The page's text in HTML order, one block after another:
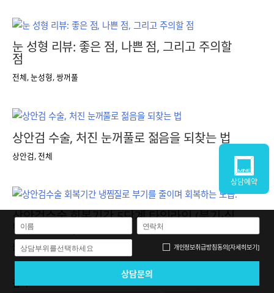
상담예약
눈 성형 리뷰: 좋은 점, 나쁜 점, 그리고 주의할
점
전체,눈성형,쌍꺼풀
상안검 수술, 처진 눈꺼풀로 젊음을 되찾는 법
상안검,전체
상안검수술 회복기간 5단계 타임라인 (붓기·실
밥·일상 복귀)
눈성형,상안검,전체
검색
개인정보취급방침동의[자세히보기]
상담부위를선택하세요